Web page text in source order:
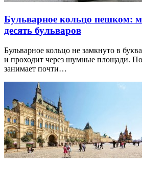
Бульварное кольцо пешком:
десять бульваров
Бульварное кольцо не замкнуто в
и проходит через шумные площади.
занимает почти…